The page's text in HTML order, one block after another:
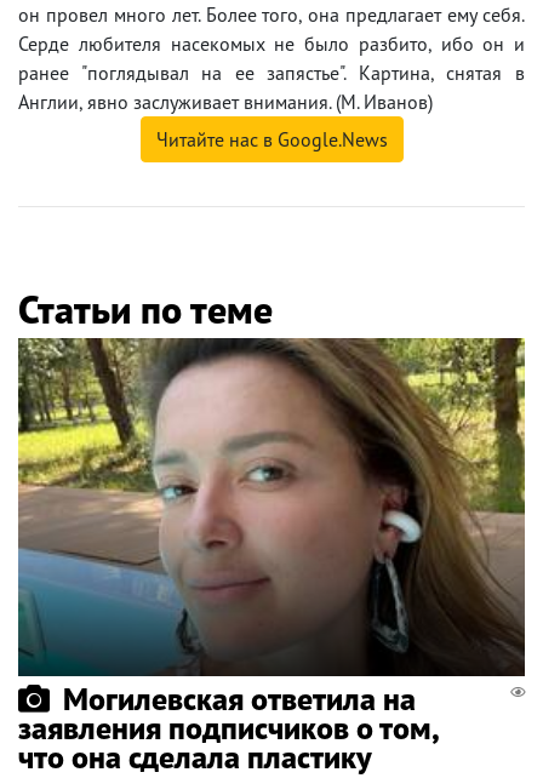
он провел много лет. Более того, она предлагает ему себя.
Серде любителя насекомых не было разбито, ибо он и
ранее "поглядывал на ее запястье". Картина, снятая в
Англии, явно заслуживает внимания. (М. Иванов)
Читайте нас в Google.News
Статьи по теме
Могилевская ответила на
заявления подписчиков о том,
что она сделала пластику